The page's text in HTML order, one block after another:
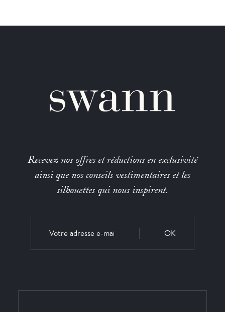
Recevez nos offres et réductions en exclusivité
ainsi que nos conseils vestimentaires et les
silhouettes qui nous inspirent.
OK